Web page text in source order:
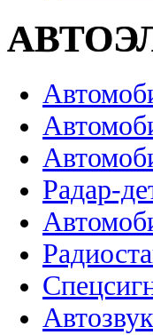
Радар-
Автозвук